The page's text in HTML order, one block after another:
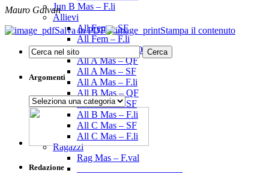
Jun B Mas – F.li
Allievi
All Fem – SF
All Fem – F.li
All A-B Mas – OF
All A Mas – QF
All A Mas – SF
All A Mas – F.li
All B Mas – QF
All B Mas – SF
All B Mas – F.li
All C Mas – SF
All C Mas – F.li
Ragazzi
Rag Mas – F.val
Mauro Galvan
Salva in PDF
Stampa il contenuto
Argomenti
Argomenti
Redazione